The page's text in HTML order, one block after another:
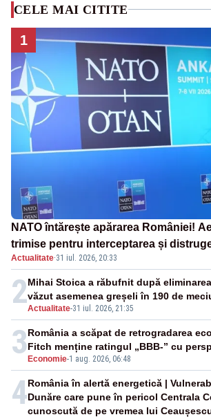
CELE MAI CITITE
1
NATO întărește apărarea României!
trimise pentru interceptarea și
Actualitate·31 iul. 2026, 20:33
2Actualitate-31 iul. 2026, 21:35
Mihai Stoica a răbufnit după
văzut asemenea greșeli în 190 de
3 Economie-1 aug. 2026, 06:48
România a scăpat de retrogradarea
Fitch menține ratingul „BBB-” cu
4România în alertă energetică |
Dunăre care pune în pericol Centrala
cunoscută de pe vremea lui